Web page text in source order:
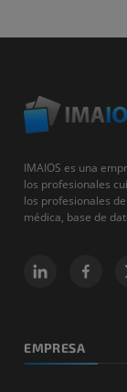
IMAIOS es una
los profesionales
los profesionales
médica, base de
EMPRESA